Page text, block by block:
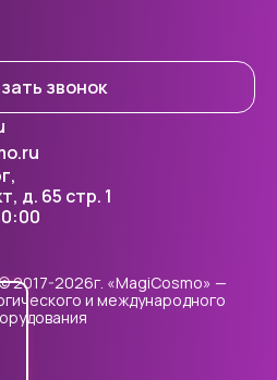
звонок
д. 65 стр. 1
2017-2026г. «MagiCosmo» —
и международного